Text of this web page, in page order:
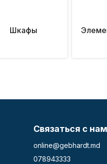
Шкафы
Связаться с
online@gebhardt.md
078943333